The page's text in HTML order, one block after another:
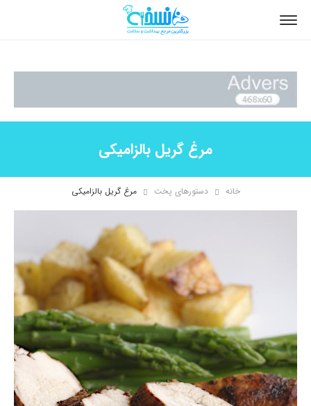
مرغ گریل بالزامیکی
خانه دستورهای پخت مرغ گریل بالزامیکی